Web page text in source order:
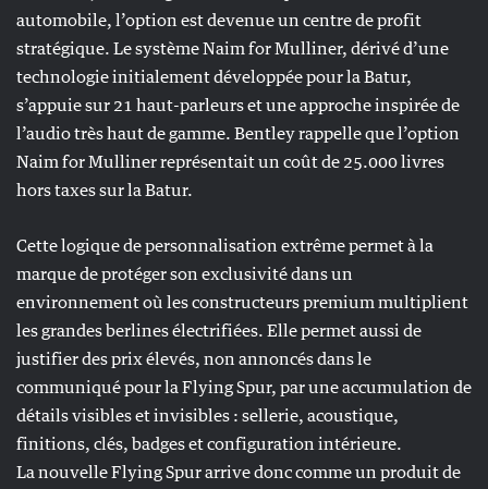
automobile, l’option est devenue un centre de profit
stratégique. Le système Naim for Mulliner, dérivé d’une
technologie initialement développée pour la Batur,
s’appuie sur 21 haut-parleurs et une approche inspirée de
l’audio très haut de gamme. Bentley rappelle que l’option
Naim for Mulliner représentait un coût de 25.000 livres
hors taxes sur la Batur.
Cette logique de personnalisation extrême permet à la
marque de protéger son exclusivité dans un
environnement où les constructeurs premium multiplient
les grandes berlines électrifiées. Elle permet aussi de
justifier des prix élevés, non annoncés dans le
communiqué pour la Flying Spur, par une accumulation de
détails visibles et invisibles : sellerie, acoustique,
finitions, clés, badges et configuration intérieure.
La nouvelle Flying Spur arrive donc comme un produit de